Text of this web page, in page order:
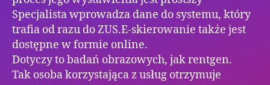
Specjalista wprowadza dane do systemu, który
trafia od razu do ZUS.E-skierowanie także jest
dostępne w formie online.
Dotyczy to badań obrazowych, jak rentgen.
Tak osoba korzystająca z usług otrzymuje